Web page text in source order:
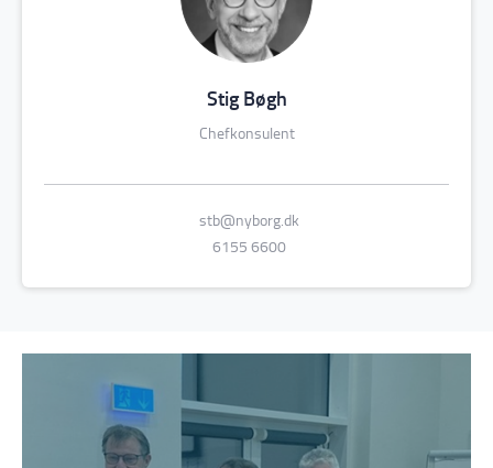
Stig Bøgh
Chefkonsulent
stb@nyborg.dk
6155 6600